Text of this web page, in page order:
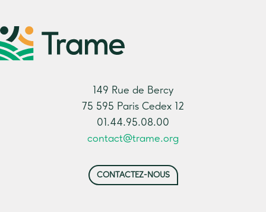
149 Rue de Bercy
75 595 Paris Cedex 12
01.44.95.08.00
contact@trame.org
CONTACTEZ-NOUS